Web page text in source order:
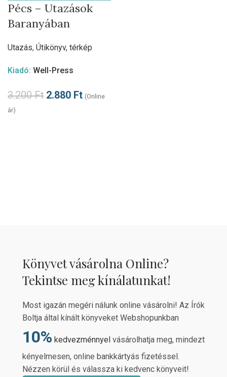
Pécs – Utazások
Baranyában
Utazás, Útikönyv, térkép
Kiadó: Well-Press
3.200Ft 2.880 Ft (Online
ár)
Könyvet vásárolna Online?
Tekintse meg kínálatunkat!
Most igazán megéri nálunk online vásárolni! Az Írók
Boltja által kínált könyveket Webshopunkban
10% kedvezménnyel vásárolhatja meg, mindezt
kényelmesen, online bankkártyás fizetéssel.
Nézzen körül és válassza ki kedvenc könyveit!